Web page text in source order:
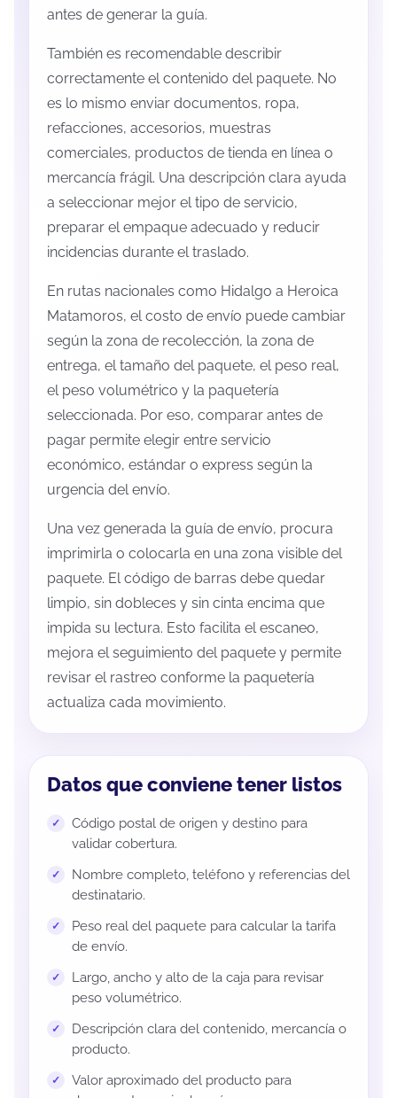
antes de generar la guía.
También es recomendable describir
correctamente el contenido del paquete. No
es lo mismo enviar documentos, ropa,
refacciones, accesorios, muestras
comerciales, productos de tienda en línea o
mercancía frágil. Una descripción clara ayuda
a seleccionar mejor el tipo de servicio,
preparar el empaque adecuado y reducir
incidencias durante el traslado.
En rutas nacionales como Hidalgo a Heroica
Matamoros, el costo de envío puede cambiar
según la zona de recolección, la zona de
entrega, el tamaño del paquete, el peso real,
el peso volumétrico y la paquetería
seleccionada. Por eso, comparar antes de
pagar permite elegir entre servicio
económico, estándar o express según la
urgencia del envío.
Una vez generada la guía de envío, procura
imprimirla o colocarla en una zona visible del
paquete. El código de barras debe quedar
limpio, sin dobleces y sin cinta encima que
impida su lectura. Esto facilita el escaneo,
mejora el seguimiento del paquete y permite
revisar el rastreo conforme la paquetería
actualiza cada movimiento.
Datos que conviene tener listos
Código postal de origen y destino para
validar cobertura.
Nombre completo, teléfono y referencias del
destinatario.
Peso real del paquete para calcular la tarifa
de envío.
Largo, ancho y alto de la caja para revisar
peso volumétrico.
Descripción clara del contenido, mercancía o
producto.
Valor aproximado del producto para